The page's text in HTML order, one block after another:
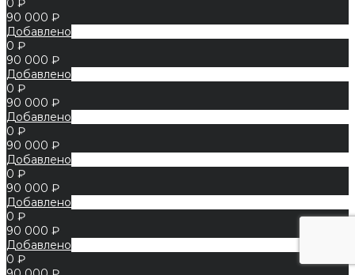
90 000 ₽
Добавлено
0 ₽
90 000 ₽
Добавлено
0 ₽
90 000 ₽
Добавлено
0 ₽
90 000 ₽
Добавлено
0 ₽
90 000 ₽
Добавлено
0 ₽
90 000 ₽
Добавлено
0 ₽